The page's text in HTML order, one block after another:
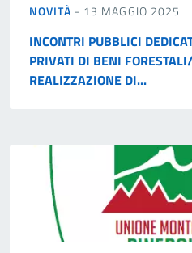
NOVITÀ - 13 MAGGIO 2025
INCONTRI PUBBLICI
PRIVATI DI BENI
REALIZZAZIONE DI...